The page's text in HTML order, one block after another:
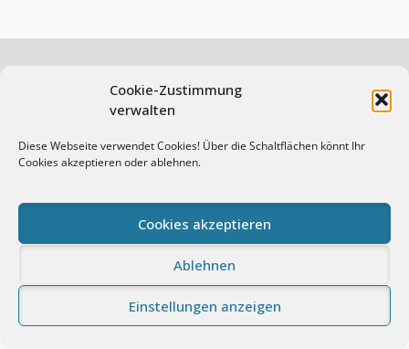
Cookie-Zustimmung
verwalten
Diese Webseite verwendet Cookies! Über die Schaltflächen könnt Ihr
Cookies akzeptieren oder ablehnen.
Cookies akzeptieren
Ablehnen
Einstellungen anzeigen
© Andreas Prasch Fotografie. All rights reserved.
Impressum
Datenschutz
Cookie-Richtlinie (EU)
Proudly powered by WordPress